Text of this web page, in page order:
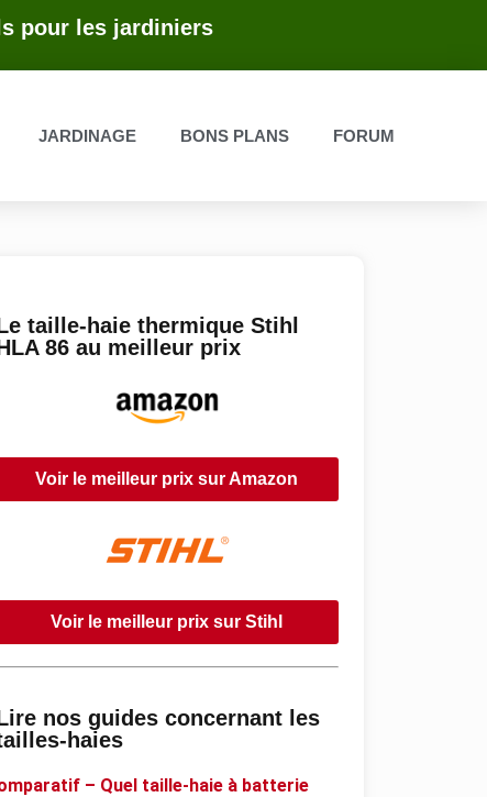
pour les jardiniers
JARDINAGE BONS PLANS FORUM
taille-haie thermique Stihl
86 au meilleur prix
Voir le meilleur prix sur Amazon
Voir le meilleur prix sur Stihl
nos guides concernant les
haies
– Quel taille-haie à batterie